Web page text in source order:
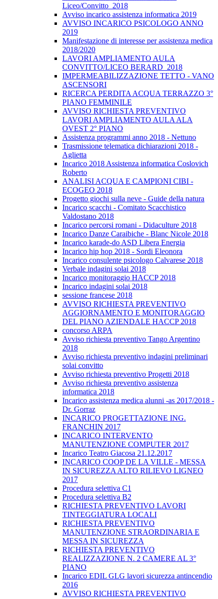
Liceo/Convitto_2018
Avviso incarico assistenza informatica 2019
AVVISO INCARICO PSICOLOGO ANNO
2019
Manifestazione di interesse per assistenza medica
2018/2020
LAVORI AMPLIAMENTO AULA
CONVITTO/LICEO BERARD_2018
IMPERMEABILIZZAZIONE TETTO - VANO
ASCENSORI
RICERCA PERDITA ACQUA TERRAZZO 3°
PIANO FEMMINILE
AVVISO RICHIESTA PREVENTIVO
LAVORI AMPLIAMENTO AULA ALA
OVEST 2° PIANO
Assistenza programmi anno 2018 - Nettuno
Trasmissione telematica dichiarazioni 2018 -
Aglietta
Incarico 2018 Assistenza informatica Coslovich
Roberto
ANALISI ACQUA E CAMPIONI CIBI -
ECOGEO 2018
Progetto giochi sulla neve - Guide della natura
Incarico scacchi - Comitato Scacchistico
Valdostano 2018
Incarico percorsi romani - Didaculture 2018
Incarico Danze Caraibiche - Blanc Nicole 2018
Incarico karade-do ASD Libera Energia
Incarico hip hop 2018 - Sordi Eleonora
Incarico consulente psicologo Calvarese 2018
Verbale indagini solai 2018
Incarico monitoraggio HACCP 2018
Incarico indagini solai 2018
sessione francese 2018
AVVISO RICHIESTA PREVENTIVO
AGGIORNAMENTO E MONITORAGGIO
DEL PIANO AZIENDALE HACCP 2018
concorso ARPA
Avviso richiesta preventivo Tango Argentino
2018
Avviso richiesta preventivo indagini preliminari
solai convitto
Avviso richiesta preventivo Progetti 2018
Avviso richiesta preventivo assistenza
informatica 2018
Incarico assistenza medica alunni -as 2017/2018 -
Dr. Gorraz
INCARICO PROGETTAZIONE ING.
FRANCHIN 2017
INCARICO INTERVENTO
MANUTENZIONE COMPUTER 2017
Incarico Teatro Giacosa 21.12.2017
INCARICO COOP DE LA VILLE - MESSA
IN SICUREZZA ALTO RILIEVO LIGNEO
2017
Procedura selettiva C1
Procedura selettiva B2
RICHIESTA PREVENTIVO LAVORI
TINTEGGIATURA LOCALI
RICHIESTA PREVENTIVO
MANUTENZIONE STRAORDINARIA E
MESSA IN SICUREZZA
RICHIESTA PREVENTIVO
REALIZZAZIONE N. 2 CAMERE AL 3°
PIANO
Incarico EDIL GLG lavori sicurezza antincendio
2016
AVVISO RICHIESTA PREVENTIVO